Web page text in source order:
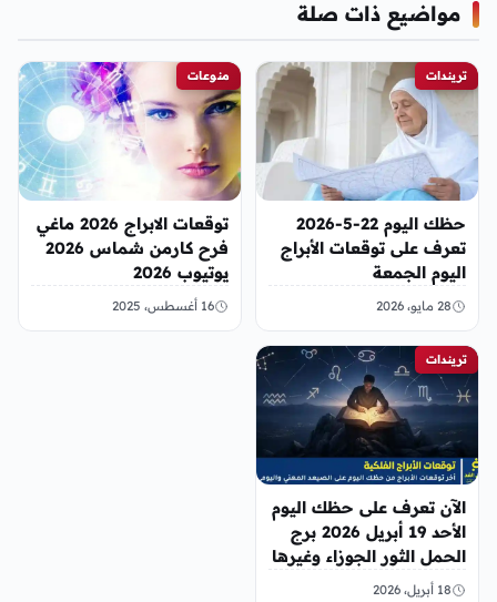
مواضيع ذات صلة
تريندات
حظك اليوم 22-5-2026
تعرف على توقعات الأبراج
اليوم الجمعة
28 مايو، 2026
منوعات
توقعات الابراج 2026 ماغي
فرح كارمن شماس 2026
يوتيوب 2026
16 أغسطس، 2025
تريندات
الآن تعرف على حظك اليوم
الأحد 19 أبريل 2026 برج
الحمل الثور الجوزاء وغيرها
18 أبريل، 2026